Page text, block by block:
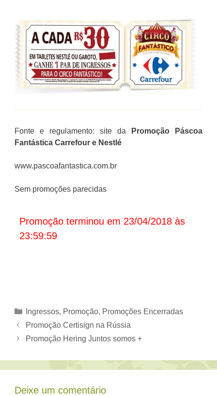
Fonte e regulamento: site da
Promoção Páscoa
Fantástica Carrefour e Nestlé
www.pascoafantastica.com.br
Sem promoções parecidas
Promoção terminou em 23/04/2018 às
23:59:59
Categorias
Ingressos, Promoção, Promoções Encerradas
Promoção Certisign na Rússia
Promoção Hering Juntos somos +
Deixe um comentário